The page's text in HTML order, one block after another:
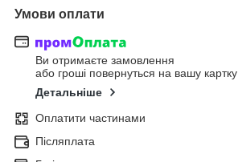
Умови оплати
Ви отримаєте замовлення
або гроші повернуться на вашу картку
Детальніше
Оплатити частинами
Післяплата